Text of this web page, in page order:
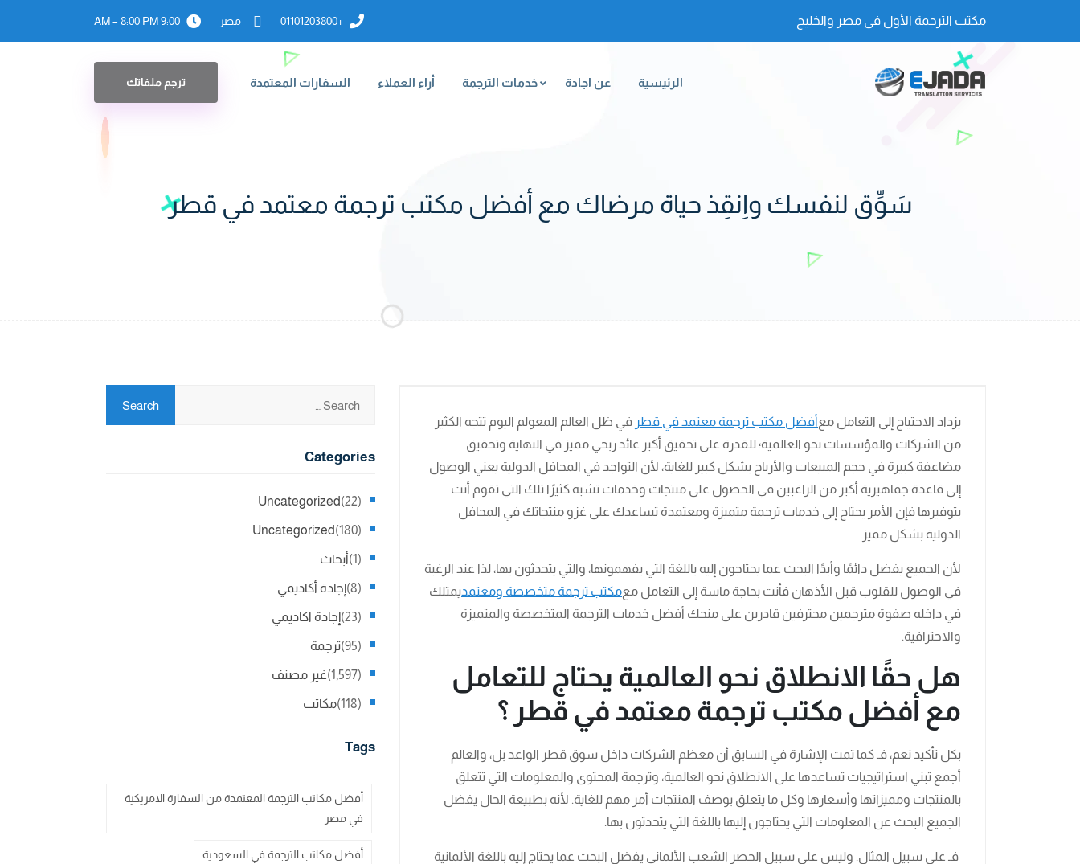
مكتب الترجمة الأول فى مصر والخليج +01101203800 مصر 9:00 AM – 8:00 PM
الرئيسية عن اجادة خدمات الترجمة أراء العملاء السفارات المعتمدة ترجم ملفاتك
سَوِّق لنفسك واِنقِذ حياة مرضاك مع أفضل مكتب ترجمة معتمد في قطر
يزداد الاحتياج إلى التعامل معأفضل مكتب ترجمة معتمد في قطر في ظل العالم المعولم اليوم تتجه الكثير
من الشركات والمؤسسات نحو العالمية؛ للقدرة على تحقيق أكبر عائد ربحي مميز في النهاية وتحقيق
مضاعفة كبيرة في حجم المبيعات والأرباح بشكل كبير للغاية، لأن التواجد في المحافل الدولية يعني الوصول
إلى قاعدة جماهيرية أكبر من الراغبين في الحصول على منتجات وخدمات تشبه كثيرًا تلك التي تقوم أنت
بتوفيرها فإن الأمر يحتاج إلى خدمات ترجمة متميزة ومعتمدة تساعدك على غزو منتجاتك في المحافل
الدولية بشكل مميز.
لأن الجميع يفضل دائمًا وأبدًا البحث عما يحتاجون إليه باللغة التي يفهمونها، والتي يتحدثون بها، لذا عند الرغبة
في الوصول للقلوب قبل الأذهان فأنت بحاجة ماسة إلى التعامل معمكتب ترجمة متخصصة ومعتمديمتلك
في داخله صفوة مترجمين محترفين قادرين على منحك أفضل خدمات الترجمة المتخصصة والمتميزة
والاحترافية.
هل حقًا الانطلاق نحو العالمية يحتاج للتعامل
مع أفضل مكتب ترجمة معتمد في قطر ؟
بكل تأكيد نعم، فـ كما تمت الإشارة في السابق أن معظم الشركات داخل سوق قطر الواعد بل، والعالم
أجمع تبني استراتيجيات تساعدها على الانطلاق نحو العالمية، وترجمة المحتوى والمعلومات التي تتعلق
بالمنتجات ومميزاتها وأسعارها وكل ما يتعلق بوصف المنتجات أمر مهم للغاية. لأنه بطبيعة الحال يفضل
الجميع البحث عن المعلومات التي يحتاجون إليها باللغة التي يتحدثون بها.
فـ على سبيل المثال. وليس على سبيل الحصر الشعب الألماني يفضل البحث عما يحتاج إليه باللغة الألمانية
Categories
Uncategorized (22)
Uncategorized (180)
أبحاث (1)
إجادة أكاديمي (8)
إجادة اكاديمي (23)
ترجمة (95)
غير مصنف (1,597)
مكاتب (118)
Tags
أفضل مكاتب الترجمة المعتمدة من السفارة الامريكية
في مصر
أفضل مكاتب الترجمة في السعودية